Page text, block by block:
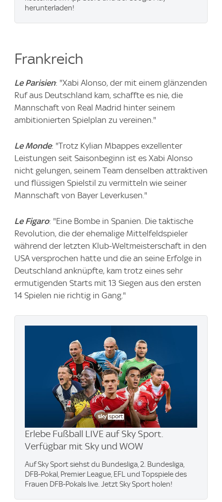
herunterladen!
Frankreich
Le Parisien: "Xabi Alonso, der mit einem glänzenden
Ruf aus Deutschland kam, schaffte es nie, die
Mannschaft von Real Madrid hinter seinem
ambitionierten Spielplan zu vereinen."
Le Monde: "Trotz Kylian Mbappes exzellenter
Leistungen seit Saisonbeginn ist es Xabi Alonso
nicht gelungen, seinem Team denselben attraktiven
und flüssigen Spielstil zu vermitteln wie seiner
Mannschaft von Bayer Leverkusen."
Le Figaro: "Eine Bombe in Spanien. Die taktische
Revolution, die der ehemalige Mittelfeldspieler
während der letzten Klub-Weltmeisterschaft in den
USA versprochen hatte und die an seine Erfolge in
Deutschland anknüpfte, kam trotz eines sehr
ermutigenden Starts mit 13 Siegen aus den ersten
14 Spielen nie richtig in Gang."
Erlebe Fußball LIVE auf Sky Sport.
Verfügbar mit Sky und WOW
Auf Sky Sport siehst du Bundesliga, 2. Bundesliga,
DFB-Pokal, Premier League, EFL und Topspiele des
Frauen DFB-Pokals live. Jetzt Sky Sport holen!